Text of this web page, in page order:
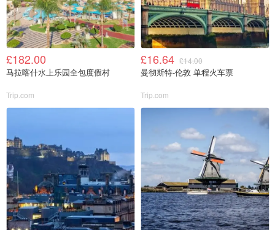
£182.00
马拉喀什水上乐园全包度假村
Trip.com
£16.64 £14.00
曼彻斯特-伦敦 单程火车票
Trip.com